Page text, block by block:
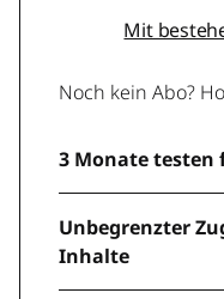
Mit
Noch kein Abo?
3 Monate testen
Unbegrenzter
Inhalte